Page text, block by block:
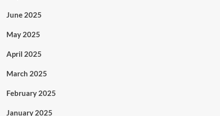
June 2025
May 2025
April 2025
March 2025
February 2025
January 2025